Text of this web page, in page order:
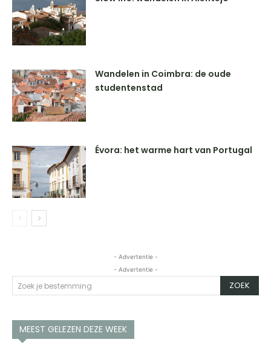
Wandelen in Coimbra: de oude
studentenstad
Évora: het warme hart van Portugal
- Advertentie -
- Advertentie -
Zoek je bestemming ZOEK
MEEST GELEZEN DEZE WEEK